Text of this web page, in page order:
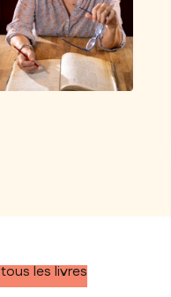
les livres